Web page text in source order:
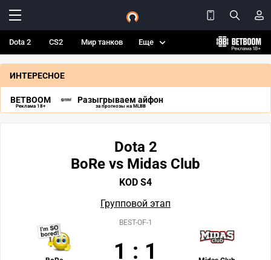
Dota 2 CS2 Мир танков Еще
ИНТЕРЕСНОЕ
BETBOOM
Реклама 18+
Разыгрываем айфон
за прогнозы на MLBB
Dota 2
BoRe vs Midas Club
KOD S4
Групповой этап
BEST-OF-1
1 : 1